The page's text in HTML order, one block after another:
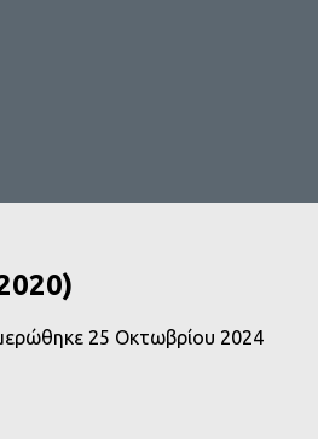
25 Οκτωβρίου 2024